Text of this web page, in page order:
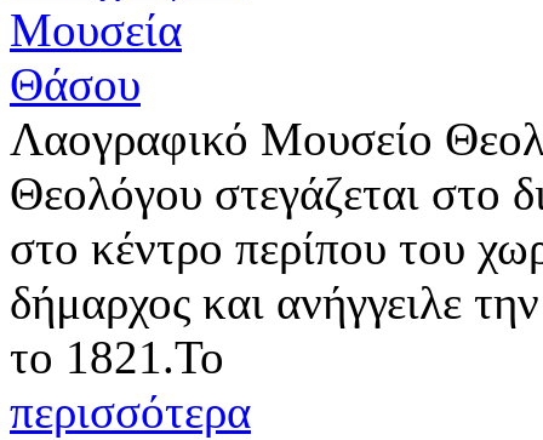
Λαογραφικό Μουσείο
Θεολόγου στεγάζεται στο
στο κέντρο περίπου του
δήμαρχος και ανήγγειλε
το 1821.Το
περισσότερα